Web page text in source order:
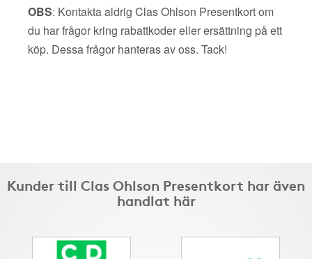
OBS: Kontakta aldrig Clas Ohlson Presentkort om
du har frågor kring rabattkoder eller ersättning på ett
köp. Dessa frågor hanteras av oss. Tack!
Kunder till Clas Ohlson Presentkort har även
handlat här